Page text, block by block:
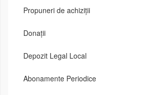
Propuneri de achiziții
Donații
Depozit Legal Local
Abonamente Periodice